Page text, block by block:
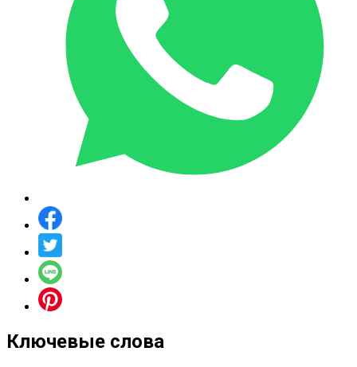
Ключевые слова